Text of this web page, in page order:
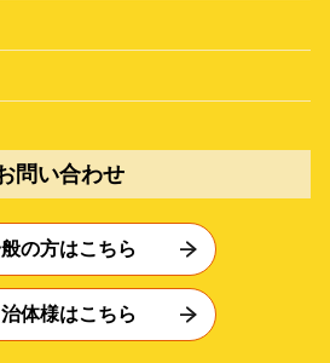
問い合わせ
の方はこちら
体様はこちら